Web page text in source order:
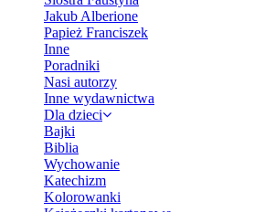
Jakub Alberione
Papież Franciszek
Inne
Poradniki
Nasi autorzy
Inne wydawnictwa
Dla dzieci
Bajki
Biblia
Wychowanie
Katechizm
Kolorowanki